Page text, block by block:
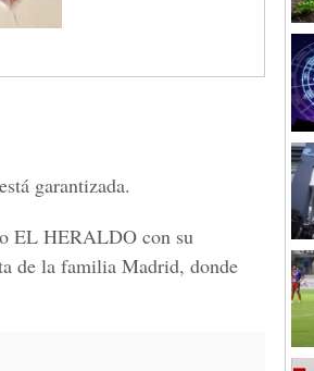
garantizada.
EL HERALDO con su
de la familia Madrid, donde